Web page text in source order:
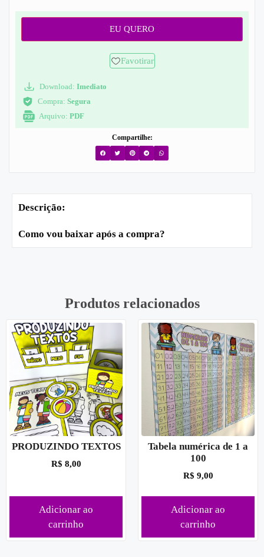
EU QUERO
Favotirar
Download: Imediato
Compra: Segura
Arquivo: PDF
Compartilhe:
Descrição:
Como vou baixar após a compra?
Produtos relacionados
PRODUZINDO TEXTOS
R$ 8,00
Adicionar ao
carrinho
Tabela numérica de 1 a
100
R$ 9,00
Adicionar ao
carrinho